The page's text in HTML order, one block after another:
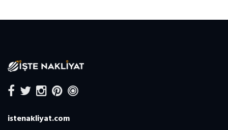
istenakliyat.com